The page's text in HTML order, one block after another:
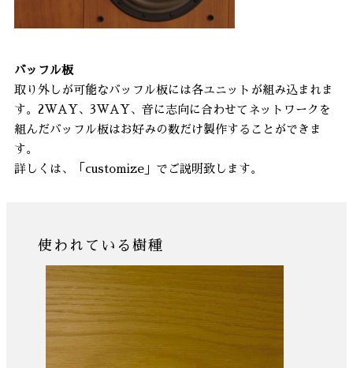
バッフル板
取り外しが可能なバッフル板には各ユニットが組み込まれま
す。2WAY、3WAY、音に志向に合わせてネットワークを
組んだバッフル板はお好みの数だけ製作することができま
す。
詳しくは、「 customize 」でご説明致します。
使われている樹種